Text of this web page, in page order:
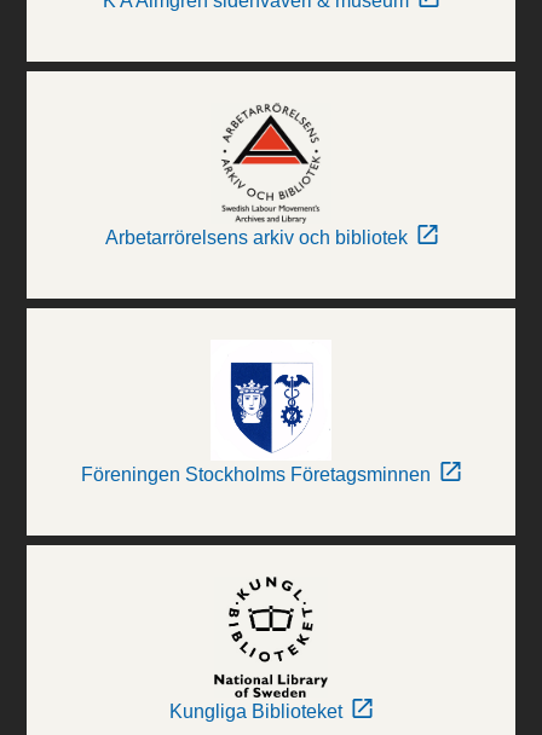
Arbetarrörelsens arkiv och bibliotek
Föreningen Stockholms Företagsminnen
Kungliga Biblioteket